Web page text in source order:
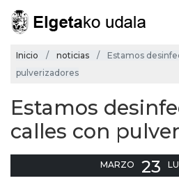
Inicio noticias
Estamos
pulverizadores
Estamos
calles con
MARZO 23